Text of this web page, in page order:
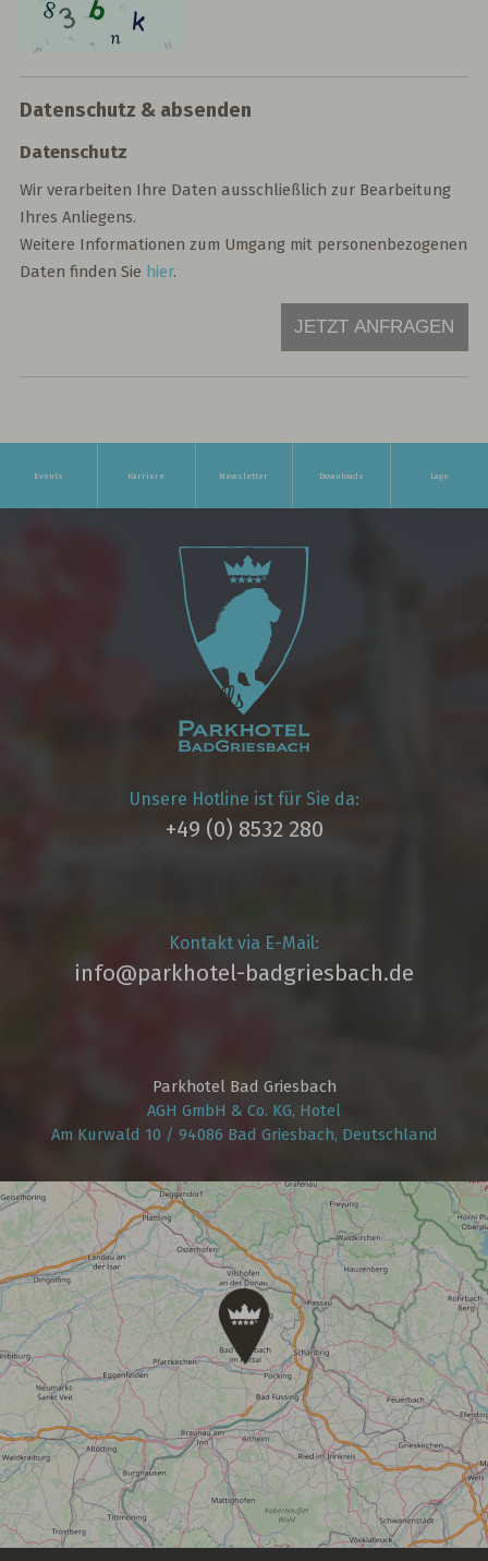
Datenschutz & absenden
Datenschutz
Wir verarbeiten Ihre Daten ausschließlich zur Bearbeitung
Ihres Anliegens.
Weitere Informationen zum Umgang mit personenbezogenen
Daten finden Sie hier.
JETZT ANFRAGEN
Events Karriere Newsletter Downloads Lage
Unsere Hotline ist für Sie da:
+49 (0) 8532 280
Kontakt via E-Mail:
info@parkhotel­-badgriesbach.de
Parkhotel Bad Griesbach
AGH GmbH & Co. KG, Hotel
Am Kurwald 10 / 94086 Bad Griesbach, Deutschland